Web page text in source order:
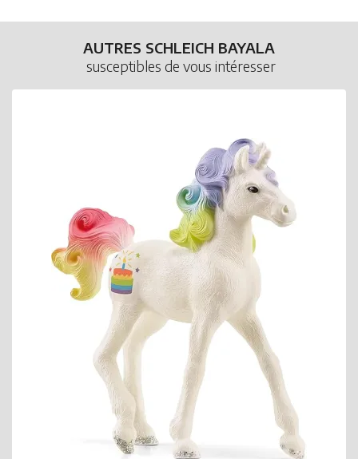
AUTRES SCHLEICH BAYALA
susceptibles de vous intéresser